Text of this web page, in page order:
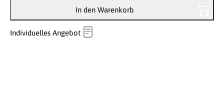
In den Warenkorb
Individuelles Angebot